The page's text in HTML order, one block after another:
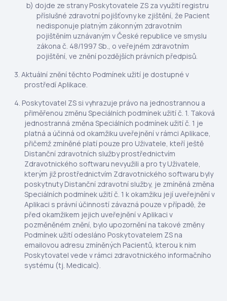
dojde ze strany Poskytovatele ZS za využití registru
příslušné zdravotní pojišťovny ke zjištění, že Pacient
nedisponuje platným zákonným zdravotním
pojištěním uznávaným v České republice ve smyslu
zákona č. 48/1997 Sb., o veřejném zdravotním
pojištění, ve znění pozdějších právních předpisů.
Aktuální znění těchto Podmínek užití je dostupné v
prostředí Aplikace.
Poskytovatel ZS si vyhrazuje právo na jednostrannou a
přiměřenou změnu Speciálních podmínek užití č. 1. Taková
jednostranná změna Speciálních podmínek užití č. 1 je
platná a účinná od okamžiku uveřejnění v rámci Aplikace,
přičemž zmíněné platí pouze pro Uživatele, kteří ještě
Distanční zdravotních služby prostřednictvím
Zdravotnického softwaru nevyužili a pro ty Uživatele,
kterým již prostřednictvím Zdravotnického softwaru byly
poskytnuty Distanční zdravotní služby, je zmíněná změna
Speciálních podmínek užití č. 1 k okamžiku její uveřejnění v
Aplikaci s právní účinností závazná pouze v případě, že
před okamžikem jejich uveřejnění v Aplikaci v
pozměněném znění, bylo upozornění na takové změny
Podmínek užití odesláno Poskytovatelem ZS na
emailovou adresu zmíněných Pacientů, kterou k nim
Poskytovatel vede v rámci zdravotnického informačního
systému (tj. Medicalc).